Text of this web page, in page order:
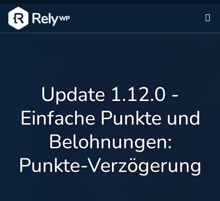
Update 1.12.0 -
Einfache Punkte und
Belohnungen:
Punkte-Verzögerung